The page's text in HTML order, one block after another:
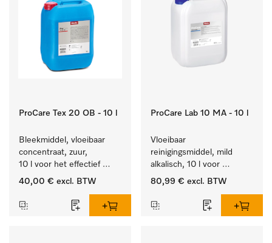
ProCare Tex 20 OB - 10 l
Bleekmiddel, vloeibaar
concentraat, zuur,
10 l voor het effectief
verwijderen van
40,00 € excl. BTW
ProCare Lab 10 MA - 10 l
Vloeibaar
reinigingsmiddel, mild
alkalisch, 10 l voor
materiaalbesparende,
laboratoriumglasw. en -
80,99 € excl. BTW